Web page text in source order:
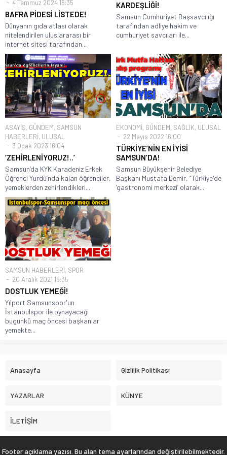
4 Temmuz 2024 16:35
BAFRA PİDESİ LİSTEDE!
Dünyanın gıda atlası olarak
nitelendirilen uluslararası bir
internet sitesi tarafından...
KARDEŞLİĞİ!
Samsun Cumhuriyet Başsavcılığı
tarafından adliye hakim ve
cumhuriyet savcıları ile...
ASAYİŞ, GÜNDEM, SAMSUN
HABERLERİ, ULUSAL
3 Ocak 2023 16:04
‘ZEHİRLENİYORUZ!..’
Samsun’da KYK Karadeniz Erkek
Öğrenci Yurdu’nda kalan öğrenciler,
yemeklerden zehirlendikleri...
EKONOMİ, GÜNDEM, SAĞLIK, ULUSAL
22 Mayıs 2022 16:00
TÜRKİYE’NİN EN İYİSİ
SAMSUN’DA!
Samsun Büyükşehir Belediye
Başkanı Mustafa Demir, “Türkiye'de
‘gastronomi merkezi’ olarak...
SAMSUN HABERLERİ, SPOR
20 Aralık 2021 16:35
DOSTLUK YEMEĞİ!
Yılport Samsunspor'un
İstanbulspor ile oynayacağı
bugünkü maç öncesi başkanlar
yemekte...
Anasayfa Gizlilik Politikası
YAZARLAR KÜNYE
İLETİŞİM
Footer açıklama yazısı. Bu alan tema ayarlarından değiştirilebilmektedir.